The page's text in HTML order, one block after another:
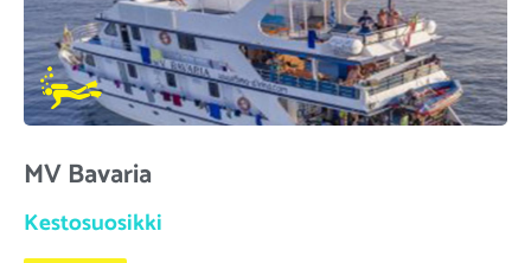
MV Bavaria
Kestosuosikki